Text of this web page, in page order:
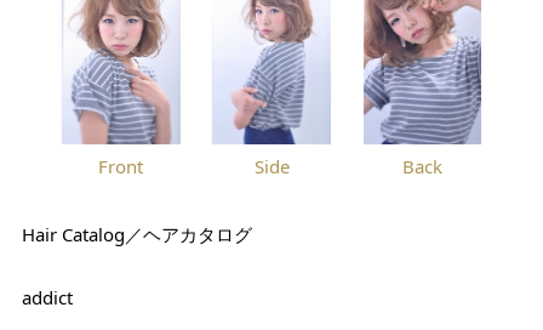
Front Side Back
Hair Catalog／ヘアカタログ
addict